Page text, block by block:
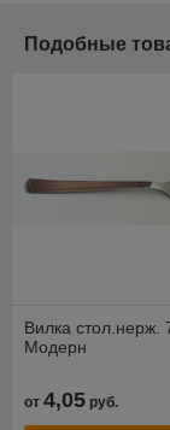
Подобные
Вилка стол.нерж.
Модерн
от 4,05 руб.